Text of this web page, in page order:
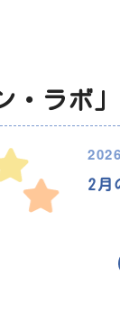
・ラボ
2月